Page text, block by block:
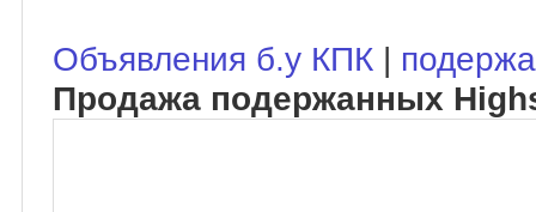
Объявления б.у КПК |
Продажа подержанных